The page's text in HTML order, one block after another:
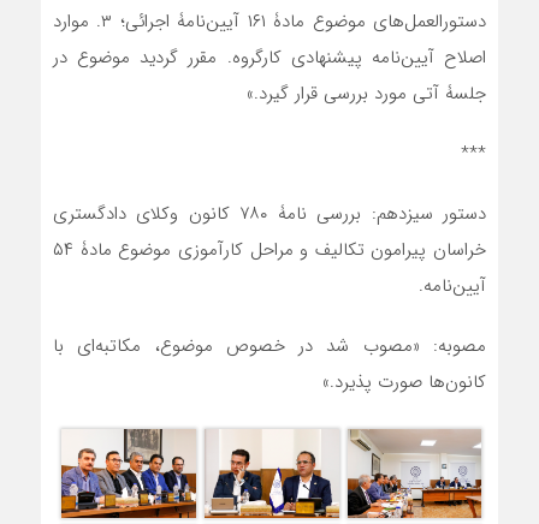
دستورالعمل‌های موضوع مادۀ ۱۶۱ آیین‌نامۀ اجرائی؛ ۳. موارد
اصلاح آیین‌نامه پیشنهادی کارگروه. مقرر گردید موضوع در
جلسۀ آتی مورد بررسی قرار گیرد.»
***
دستور سیزدهم: بررسی نامۀ ۷۸۰ کانون وکلای دادگستری
خراسان پیرامون تکالیف و مراحل کارآموزی موضوع مادۀ ۵۴
آیین‌نامه.
مصوبه: «مصوب شد در خصوص موضوع، مکاتبه‌ای با
کانون‌ها صورت پذیرد.»